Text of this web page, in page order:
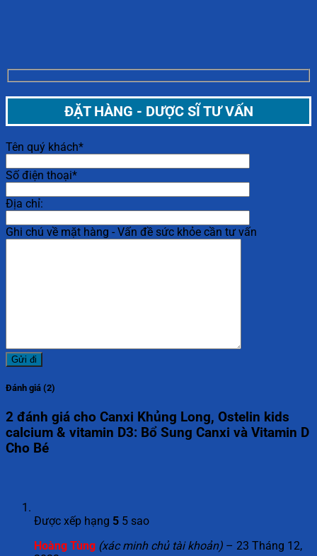
ĐẶT HÀNG - DƯỢC SĨ TƯ VẤN
Tên quý khách*
Số điện thoại*
Địa chỉ:
Ghi chú về mặt hàng - Vấn đề sức khỏe cần tư vấn
Đánh giá (2)
2 đánh giá cho Canxi Khủng Long, Ostelin kids
calcium & vitamin D3: Bổ Sung Canxi và Vitamin D
Cho Bé
Được xếp hạng 5 5 sao
Hoàng Tùng (xác minh chủ tài khoản) – 23 Tháng 12,